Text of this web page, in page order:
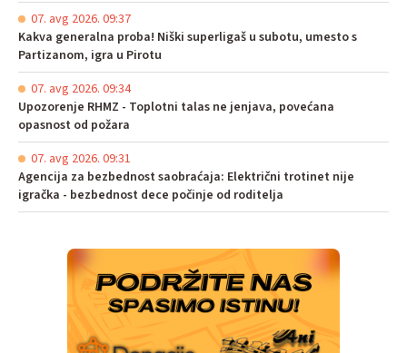
07. avg 2026. 09:37
Kakva generalna proba! Niški superligaš u subotu, umesto s
Partizanom, igra u Pirotu
07. avg 2026. 09:34
Upozorenje RHMZ - Toplotni talas ne jenjava, povećana
opasnost od požara
07. avg 2026. 09:31
Agencija za bezbednost saobraćaja: Električni trotinet nije
igračka - bezbednost dece počinje od roditelja